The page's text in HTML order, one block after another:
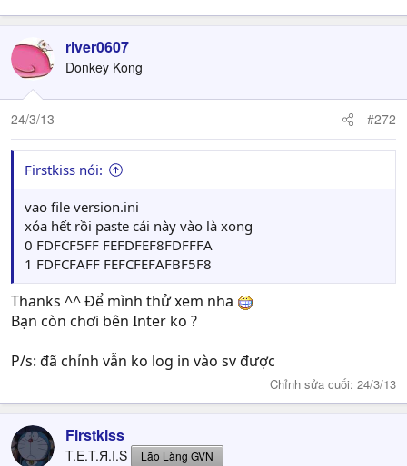
river0607
Donkey Kong
24/3/13 #272
Firstkiss nói:
vao file version.ini
xóa hết rồi paste cái này vào là xong
0 FDFCF5FF FEFDFEF8FDFFFA
1 FDFCFAFF FEFCFEFAFBF5F8
Thanks ^^ Để mình thử xem nha
Bạn còn chơi bên Inter ko ?
P/s: đã chỉnh vẫn ko log in vào sv được
Chỉnh sửa cuối: 24/3/13
Firstkiss
T.E.T.Я.I.S Lão Làng GVN